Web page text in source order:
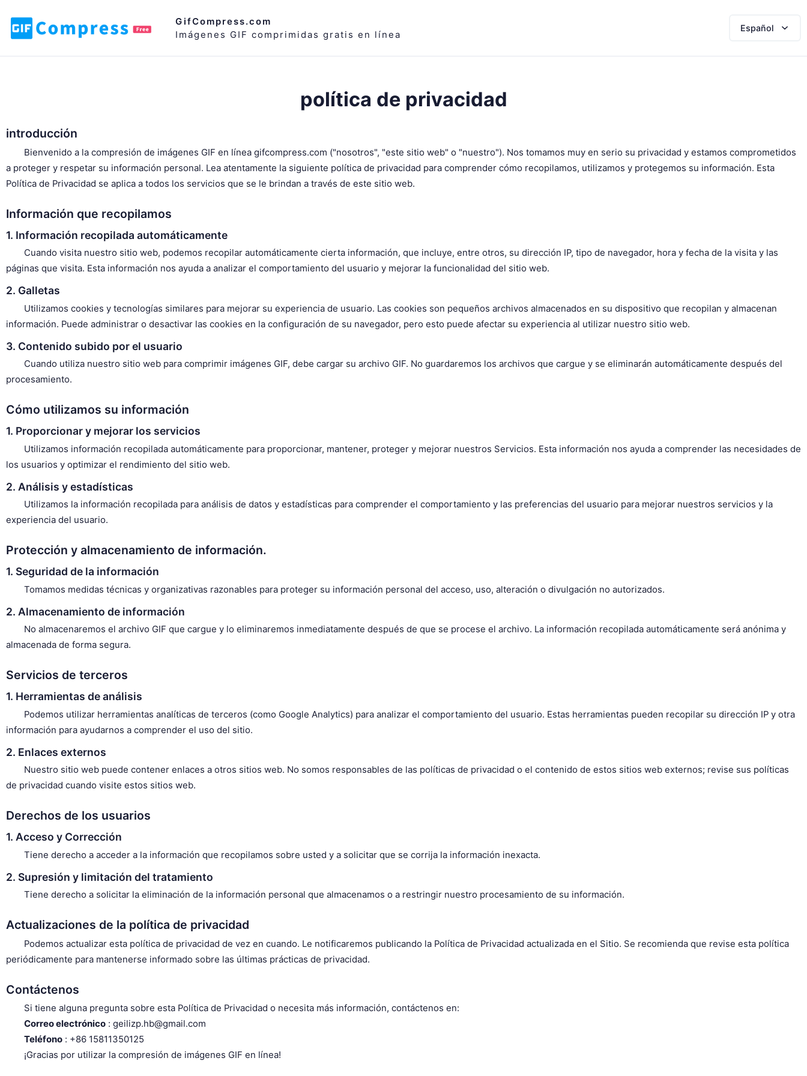
GifCompress.com
Imágenes GIF comprimidas gratis en línea
Español
política de privacidad
introducción
Bienvenido a la compresión de imágenes GIF en línea gifcompress.com ("nosotros", "este sitio web" o "nuestro"). Nos tomamos muy en serio su privacidad y estamos comprometidos
a proteger y respetar su información personal. Lea atentamente la siguiente política de privacidad para comprender cómo recopilamos, utilizamos y protegemos su información. Esta
Política de Privacidad se aplica a todos los servicios que se le brindan a través de este sitio web.
Información que recopilamos
1. Información recopilada automáticamente
Cuando visita nuestro sitio web, podemos recopilar automáticamente cierta información, que incluye, entre otros, su dirección IP, tipo de navegador, hora y fecha de la visita y las
páginas que visita. Esta información nos ayuda a analizar el comportamiento del usuario y mejorar la funcionalidad del sitio web.
2. Galletas
Utilizamos cookies y tecnologías similares para mejorar su experiencia de usuario. Las cookies son pequeños archivos almacenados en su dispositivo que recopilan y almacenan
información. Puede administrar o desactivar las cookies en la configuración de su navegador, pero esto puede afectar su experiencia al utilizar nuestro sitio web.
3. Contenido subido por el usuario
Cuando utiliza nuestro sitio web para comprimir imágenes GIF, debe cargar su archivo GIF. No guardaremos los archivos que cargue y se eliminarán automáticamente después del
procesamiento.
Cómo utilizamos su información
1. Proporcionar y mejorar los servicios
Utilizamos información recopilada automáticamente para proporcionar, mantener, proteger y mejorar nuestros Servicios. Esta información nos ayuda a comprender las necesidades de
los usuarios y optimizar el rendimiento del sitio web.
2. Análisis y estadísticas
Utilizamos la información recopilada para análisis de datos y estadísticas para comprender el comportamiento y las preferencias del usuario para mejorar nuestros servicios y la
experiencia del usuario.
Protección y almacenamiento de información.
1. Seguridad de la información
Tomamos medidas técnicas y organizativas razonables para proteger su información personal del acceso, uso, alteración o divulgación no autorizados.
2. Almacenamiento de información
No almacenaremos el archivo GIF que cargue y lo eliminaremos inmediatamente después de que se procese el archivo. La información recopilada automáticamente será anónima y
almacenada de forma segura.
Servicios de terceros
1. Herramientas de análisis
Podemos utilizar herramientas analíticas de terceros (como Google Analytics) para analizar el comportamiento del usuario. Estas herramientas pueden recopilar su dirección IP y otra
información para ayudarnos a comprender el uso del sitio.
2. Enlaces externos
Nuestro sitio web puede contener enlaces a otros sitios web. No somos responsables de las políticas de privacidad o el contenido de estos sitios web externos; revise sus políticas
de privacidad cuando visite estos sitios web.
Derechos de los usuarios
1. Acceso y Corrección
Tiene derecho a acceder a la información que recopilamos sobre usted y a solicitar que se corrija la información inexacta.
2. Supresión y limitación del tratamiento
Tiene derecho a solicitar la eliminación de la información personal que almacenamos o a restringir nuestro procesamiento de su información.
Actualizaciones de la política de privacidad
Podemos actualizar esta política de privacidad de vez en cuando. Le notificaremos publicando la Política de Privacidad actualizada en el Sitio. Se recomienda que revise esta política
periódicamente para mantenerse informado sobre las últimas prácticas de privacidad.
Contáctenos
Si tiene alguna pregunta sobre esta Política de Privacidad o necesita más información, contáctenos en:
Correo electrónico: geilizp.hb@gmail.com
Teléfono: +86 15811350125
¡Gracias por utilizar la compresión de imágenes GIF en línea!